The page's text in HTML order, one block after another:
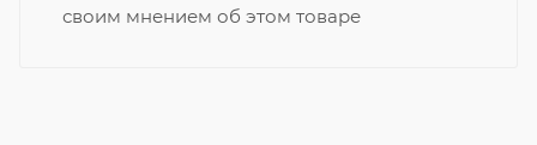
своим мнением об этом товаре